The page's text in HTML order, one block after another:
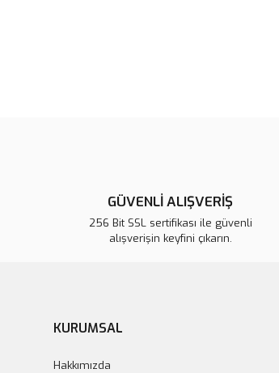
GÜVENLİ ALIŞVERİŞ
256 Bit SSL sertifikası ile güvenli
alışverişin keyfini çıkarın.
KURUMSAL
Hakkımızda